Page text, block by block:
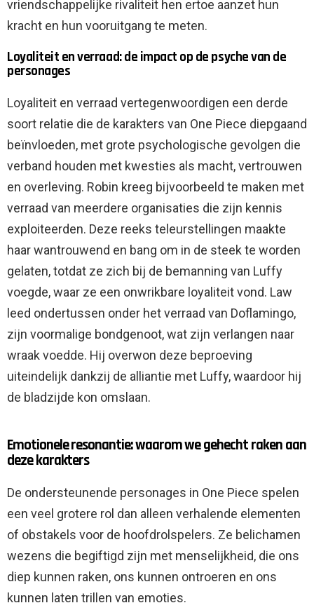
vriendschappelijke rivaliteit hen ertoe aanzet hun
kracht en hun vooruitgang te meten.
Loyaliteit en verraad: de impact op de psyche van de
personages
Loyaliteit en verraad vertegenwoordigen een derde
soort relatie die de karakters van One Piece diepgaand
beïnvloeden, met grote psychologische gevolgen die
verband houden met kwesties als macht, vertrouwen
en overleving. Robin kreeg bijvoorbeeld te maken met
verraad van meerdere organisaties die zijn kennis
exploiteerden. Deze reeks teleurstellingen maakte
haar wantrouwend en bang om in de steek te worden
gelaten, totdat ze zich bij de bemanning van Luffy
voegde, waar ze een onwrikbare loyaliteit vond. Law
leed ondertussen onder het verraad van Doflamingo,
zijn voormalige bondgenoot, wat zijn verlangen naar
wraak voedde. Hij overwon deze beproeving
uiteindelijk dankzij de alliantie met Luffy, waardoor hij
de bladzijde kon omslaan.
Emotionele resonantie: waarom we gehecht raken aan
deze karakters
De ondersteunende personages in One Piece spelen
een veel grotere rol dan alleen verhalende elementen
of obstakels voor de hoofdrolspelers. Ze belichamen
wezens die begiftigd zijn met menselijkheid, die ons
diep kunnen raken, ons kunnen ontroeren en ons
kunnen laten trillen van emoties.